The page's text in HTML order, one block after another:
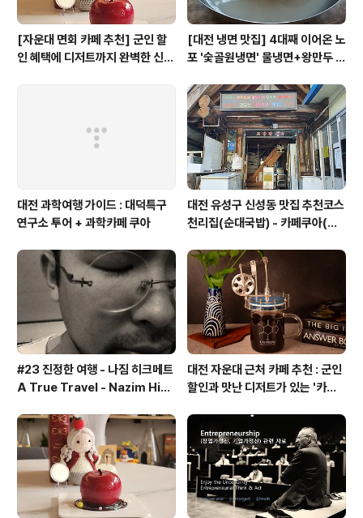
[자운대 면회 카페 추천] 군인 할
인 혜택에 디저트까지 완벽한 신성
[대전 냉면 맛집] 4대째 이어온 노
포 '숯골원냉면' 물냉면+왕만두 조
대전 과학여행 가이드 : 대덕특구
연구소 투어 + 과학카페 쿠아
대전 유성구 신성동 맛집 추천코스
천리집(순대국밥) - 카페쿠아(커
#23 진정한 여행 - 나짐 히크메트
A True Travel - Nazim Hik
대전 자운대 근처 카페 추천 : 군인
할인과 맛난 디저트가 있는 '카페